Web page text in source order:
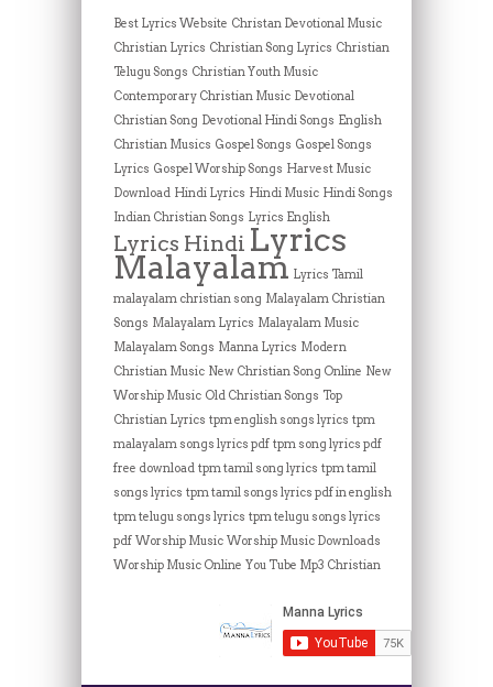
Best Lyrics Website Christan Devotional Music
Christian Lyrics Christian Song Lyrics Christian
Telugu Songs Christian Youth Music
Contemporary Christian Music Devotional
Christian Song Devotional Hindi Songs English
Christian Musics Gospel Songs Gospel Songs
Lyrics Gospel Worship Songs Harvest Music
Download Hindi Lyrics Hindi Music Hindi Songs
Indian Christian Songs Lyrics English
Lyrics Hindi Lyrics
Malayalam Lyrics Tamil
malayalam christian song Malayalam Christian
Songs Malayalam Lyrics Malayalam Music
Malayalam Songs Manna Lyrics Modern
Christian Music New Christian Song Online New
Worship Music Old Christian Songs Top
Christian Lyrics tpm english songs lyrics tpm
malayalam songs lyrics pdf tpm song lyrics pdf
free download tpm tamil song lyrics tpm tamil
songs lyrics tpm tamil songs lyrics pdf in english
tpm telugu songs lyrics tpm telugu songs lyrics
pdf Worship Music Worship Music Downloads
Worship Music Online You Tube Mp3 Christian